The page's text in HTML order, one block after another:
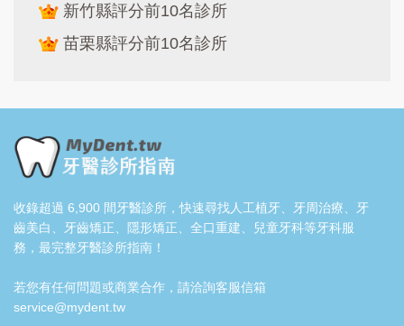
新竹縣評分前10名診所
苗栗縣評分前10名診所
收錄超過 6,900 間牙醫診所，快速尋找人工植牙、牙周治療、牙
齒美白、牙齒矯正、隱形矯正、全口重建、兒童牙科等牙科服
務，最完整牙醫診所指南！
若您有任何問題或商業合作，請洽詢客服信箱
service@mydent.tw